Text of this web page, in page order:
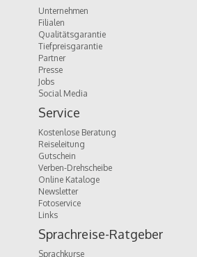
Unternehmen
Filialen
Qualitätsgarantie
Tiefpreisgarantie
Partner
Presse
Jobs
Social Media
Service
Kostenlose Beratung
Reiseleitung
Gutschein
Verben-Drehscheibe
Online Kataloge
Newsletter
Fotoservice
Links
Sprachreise-Ratgeber
Sprachkurse